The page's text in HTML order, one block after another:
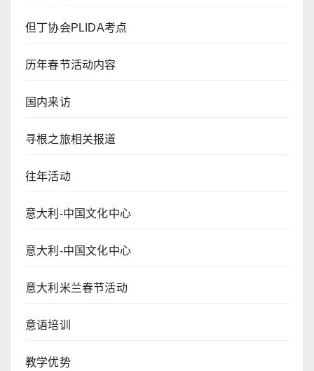
但丁协会PLIDA考点
历年春节活动内容
国内来访
寻根之旅相关报道
往年活动
意大利-中国文化中心
意大利-中国文化中心
意大利米兰春节活动
意语培训
教学优势